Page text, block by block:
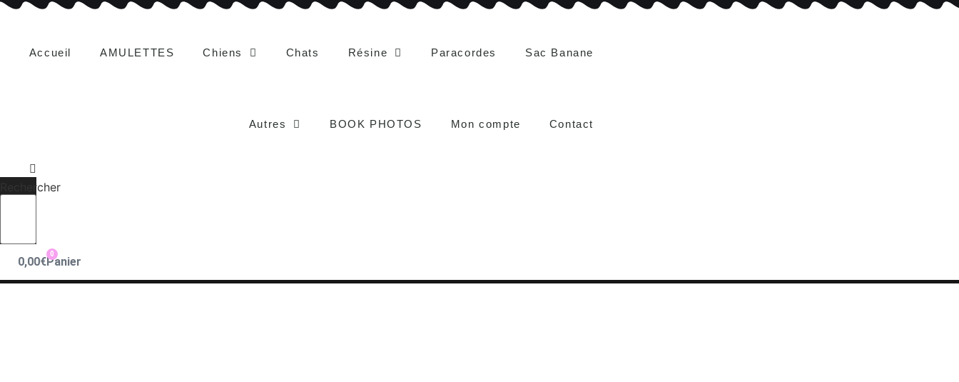
Aller
Accueil AMULETTES Chiens Chats Résine Paracordes Sac Banane
Autres BOOK PHOTOS Mon compte Contact
Rechercher
0,00€
0
Panier